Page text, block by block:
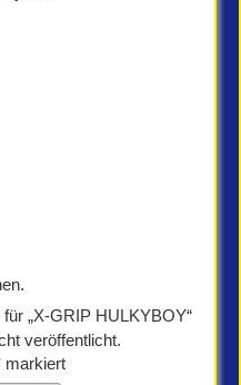
„X-GRIP HULKYBOY“
veröffentlicht.
markiert